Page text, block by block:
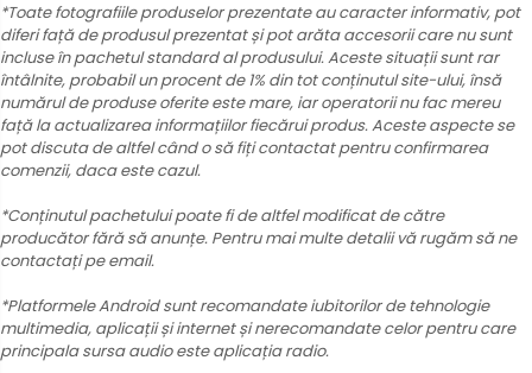
*Toate fotografiile produselor prezentate au caracter informativ, pot
diferi față de produsul prezentat și pot arăta accesorii care nu sunt
incluse în pachetul standard al produsului. Aceste situații sunt rar
întâlnite, probabil un procent de 1% din tot conținutul site-ului, însă
numărul de produse oferite este mare, iar operatorii nu fac mereu
față la actualizarea informațiilor fiecărui produs. Aceste aspecte se
pot discuta de altfel când o să fiți contactat pentru confirmarea
comenzii, daca este cazul.
*Conținutul pachetului poate fi de altfel modificat de către
producător fără să anunțe. Pentru mai multe detalii vă rugăm să ne
contactați pe email.
*Platformele Android sunt recomandate iubitorilor de tehnologie
multimedia, aplicații și internet și nerecomandate celor pentru care
principala sursa audio este aplicația radio.